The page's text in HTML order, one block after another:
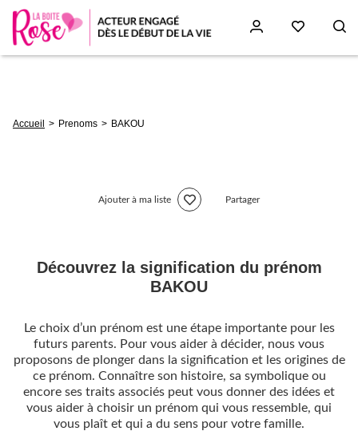
d'Ariane
Accueil Prenoms BAKOU
Ajouter à ma liste Partager
Découvrez la signification du prénom
BAKOU
Le choix d’un prénom est une étape importante pour les
futurs parents. Pour vous aider à décider, nous vous
proposons de plonger dans la signification et les origines de
ce prénom. Connaître son histoire, sa symbolique ou
encore ses traits associés peut vous donner des idées et
vous aider à choisir un prénom qui vous ressemble, qui
vous plaît et qui a du sens pour votre famille.